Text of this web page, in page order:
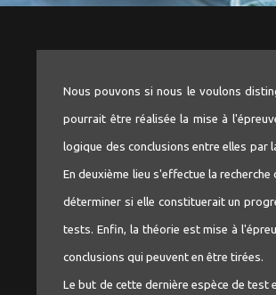
Nous pouvons si nous le voulons
pourrait être réalisée la mise à
logique des conclusions entre elles par
En deuxième lieu s'effectue la
déterminer si elle constituerait un
tests. Enfin, la théorie est mise à
conclusions qui peuvent en être tirées.
Le but de cette dernière espèce de test